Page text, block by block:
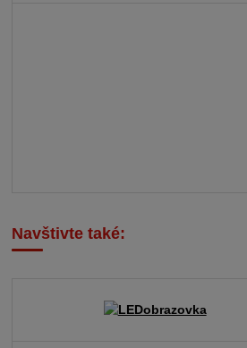
Navštivte také: